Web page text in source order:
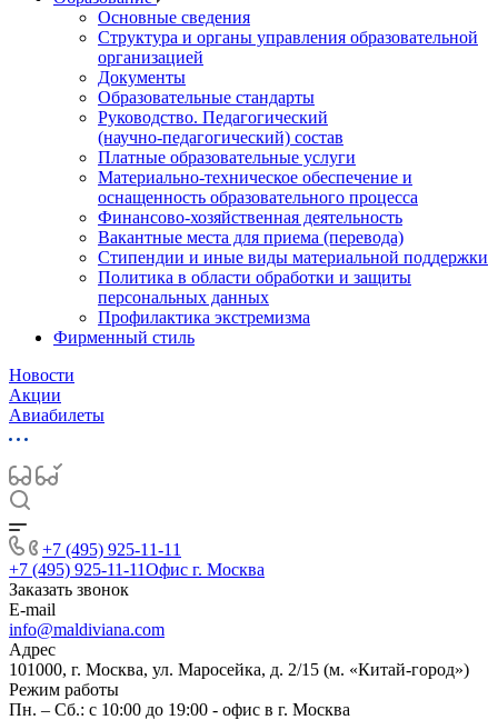
Основные сведения
Структура и органы управления образовательной
организацией
Документы
Образовательные стандарты
Руководство. Педагогический
(научно‑педагогический) состав
Платные образовательные услуги
Материально-техническое обеспечение и
оснащенность образовательного процесса
Финансово-хозяйственная деятельность
Вакантные места для приема (перевода)
Стипендии и иные виды материальной поддержки
Политика в области обработки и защиты
персональных данных
Профилактика экстремизма
Фирменный стиль
Новости
Акции
Авиабилеты
+7 (495) 925-11-11
+7 (495) 925-11-11Офис г. Москва
Заказать звонок
E-mail
info@maldiviana.com
Адрес
101000, г. Москва, ул. Маросейка, д. 2/15 (м. «Китай-город»)
Режим работы
Пн. – Сб.: с 10:00 до 19:00 - офис в г. Москва